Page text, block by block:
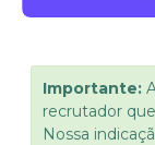
Importante:
recrutador
Nossa